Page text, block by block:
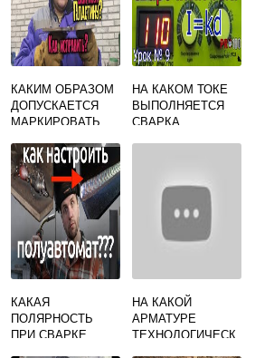
КАКИМ ОБРАЗОМ
ДОПУСКАЕТСЯ
МАРКИРОВАТЬ
СОЕДИНЕНИЕ
ВЫПОЛНЕННОЕ
НЕСКОЛЬКИМИ
СВАРЩИКАМИ
НА КАКОМ ТОКЕ
ВЫПОЛНЯЕТСЯ
СВАРКА
КАКАЯ
ПОЛЯРНОСТЬ
ПРИ СВАРКЕ
НА КАКОЙ
АРМАТУРЕ
ТЕХНОЛОГИЧЕСК